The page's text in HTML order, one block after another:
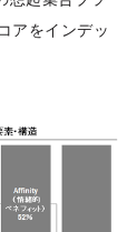
アをインデッ